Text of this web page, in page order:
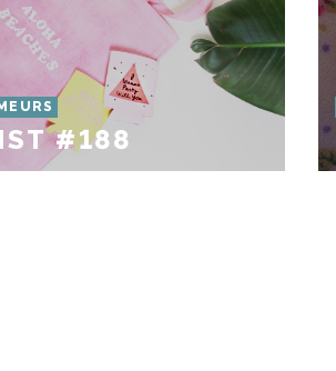
#188